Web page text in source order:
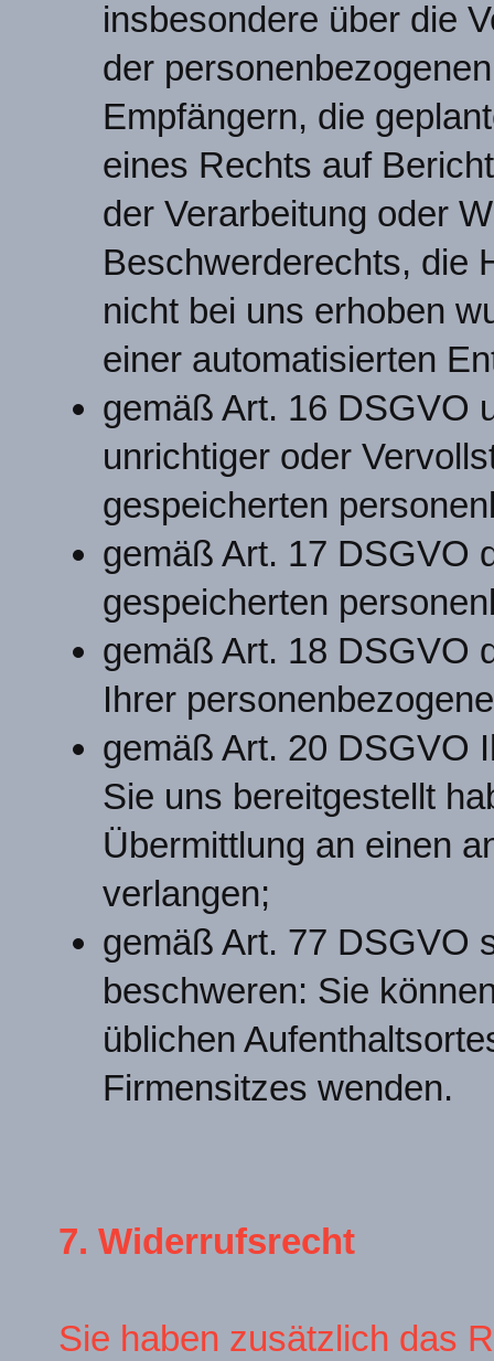
insbesondere über die
der
Empfängern, die
eines Rechts auf
der Verarbeitung oder
Beschwerderechts, die
nicht bei uns erhoben
einer automatisierten
gemäß Art. 16 DSGVO
unrichtiger oder
gespeicherten
gemäß Art. 17 DSGVO
gespeicherten
gemäß Art. 18 DSGVO
Ihrer
gemäß Art. 20 DSGVO
Sie uns bereitgestellt
Übermittlung an einen
verlangen;
gemäß Art. 77 DSGVO
beschweren: Sie
üblichen
Firmensitzes wenden.
7. Widerrufsrecht
Sie haben zusätzlich das